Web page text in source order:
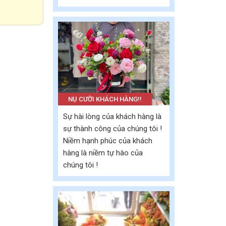
NỤ CƯỜI KHÁCH HÀNG!!
Sự hài lòng của khách hàng là
sự thành công của chúng tôi !
Niềm hạnh phúc của khách
hàng là niềm tự hào của
chúng tôi !